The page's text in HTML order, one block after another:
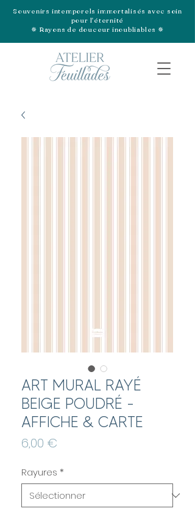
Souvenirs intemporels immortalisés avec soin
pour l'éternité
✵ Rayons de douceur inoubliables ✵
ART MURAL RAYÉ
BEIGE POUDRÉ -
AFFICHE & CARTE
6,00 €
Rayures *